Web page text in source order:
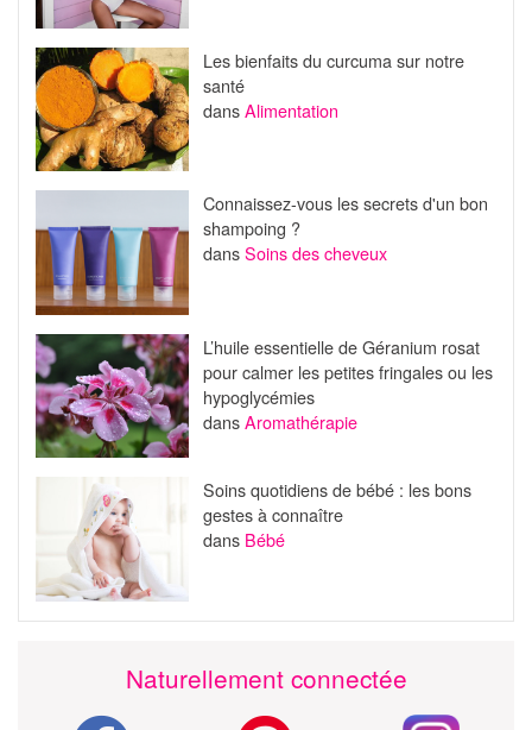
Les bienfaits du curcuma sur notre
santé
dansAlimentation
Connaissez-vous les secrets d'un bon
shampoing ?
dansSoins des cheveux
L’huile essentielle de Géranium rosat
pour calmer les petites fringales ou les
hypoglycémies
dansAromathérapie
Soins quotidiens de bébé : les bons
gestes à connaître
dans Bébé
Naturellement connectée